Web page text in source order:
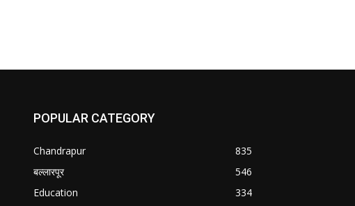
POPULAR CATEGORY
Chandrapur
835
बल्लारपूर
546
Education
334